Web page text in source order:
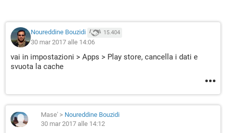
Noureddine Bouzidi 15.404
30 mar 2017 alle 14:06
vai in impostazioni > Apps > Play store, cancella i dati e
svuota la cache
Mase' > Noureddine Bouzidi
30 mar 2017 alle 14:12